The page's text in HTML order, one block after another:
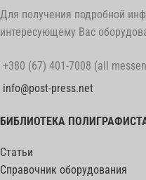
Для получения подробной
интересующему Вас
+380 (67) 401-7008 (all
info@post-press.net
БИБЛИОТЕКА
Статьи
Справочник оборудования